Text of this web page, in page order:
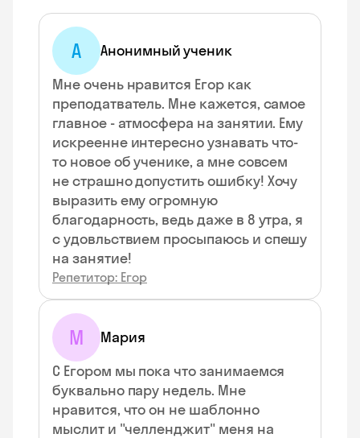
А
Анонимный ученик
Мне очень нравится Егор как
преподатватель. Мне кажется, самое
главное - атмосфера на занятии. Ему
искреенне интересно узнавать что-
то новое об ученике, а мне совсем
не страшно допустить ошибку! Хочу
выразить ему огромную
благодарность, ведь даже в 8 утра, я
с удовльствием просыпаюсь и спешу
на занятие!
Репетитор: Егор
М
Мария
С Егором мы пока что занимаемся
буквально пару недель. Мне
нравится, что он не шаблонно
мыслит и "челленджит" меня на